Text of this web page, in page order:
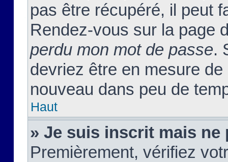
pas être récupéré, il peut
Rendez-vous sur la page
perdu mon mot de passe.
devriez être en mesure
nouveau dans peu de
Haut
» Je suis inscrit mais ne
Premièrement, vérifiez